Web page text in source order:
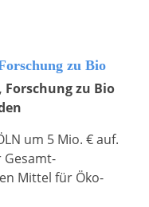
zu Bio
zu Bio
um 5 Mio. € auf.
Gesamt-
Mittel für Öko-